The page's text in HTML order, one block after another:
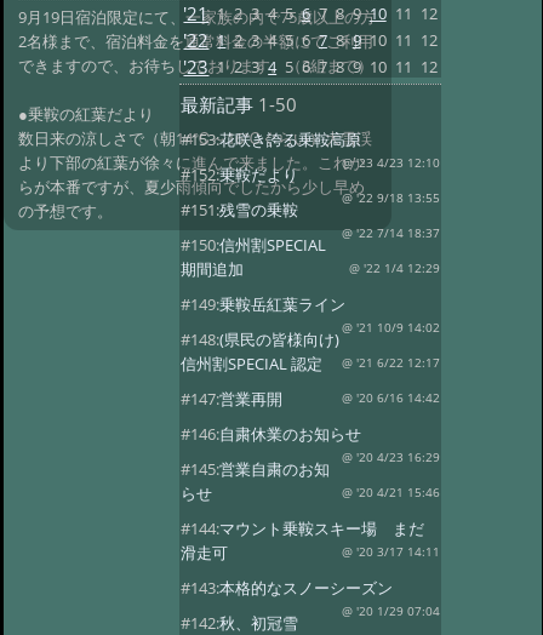
9月19日宿泊限定にて、一家族の内で75歳以上の方
2名様まで、宿泊料金を通常料金の半額にてご利用
できますので、お待ちしております。（3組まで）
●乗鞍の紅葉だより
数日来の涼しさで（朝14℃～16℃ぐらい）大雪渓
より下部の紅葉が徐々に進んで来ました。これか
らが本番ですが、夏少雨傾向でしたから少し早め
の予想です。
'21 1 2 3 4 5 6 7 8 9 10 11 12
'22 1 2 3 4 5 6 7 8 9 10 11 12
'23 1 2 3 4 5 6 7 8 9 10 11 12
最新記事 1-50
#153:花咲き誇る乗鞍高原
@ '23 4/23 12:10
#152:乗鞍だより
@ '22 9/18 13:55
#151:残雪の乗鞍
@ '22 7/14 18:37
#150:信州割SPECIAL
期間追加
@ '22 1/4 12:29
#149:乗鞍岳紅葉ライン
@ '21 10/9 14:02
#148:(県民の皆様向け)
信州割SPECIAL 認定
@ '21 6/22 12:17
#147:営業再開 @ '20 6/16 14:42
#146:自粛休業のお知らせ
@ '20 4/23 16:29
#145:営業自粛のお知
らせ
@ '20 4/21 15:46
#144:マウント乗鞍スキー場 まだ
滑走可
@ '20 3/17 14:11
#143:本格的なスノーシーズン
@ '20 1/29 07:04
#142:秋、初冠雪